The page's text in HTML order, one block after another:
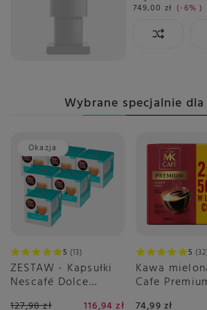
749,00 zł -6%
Wybrane specjalnie
Okazja
5 13
ZESTAW - Kapsułki
Nescafé Dolce
127,98 zł 116,94 zł
5 32
Kawa
Cafe
74,99 zł